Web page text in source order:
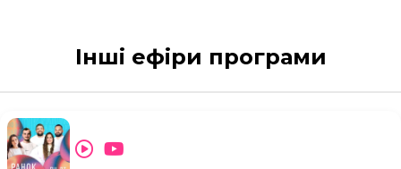
Інші ефіри програми